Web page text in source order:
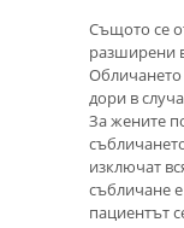
Същото се
разширени
дори в
За жените
изключат
събличане
пациентът